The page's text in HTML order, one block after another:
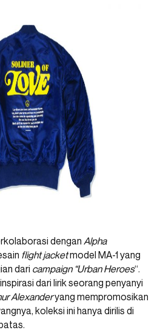
dengan Alpha
flight jacketmodel MA-1 yang
dari campaign “Urban Heroes“.
dari lirik seorang penyanyi
Alexanderyang mempromosikan
koleksi ini hanya dirilis di